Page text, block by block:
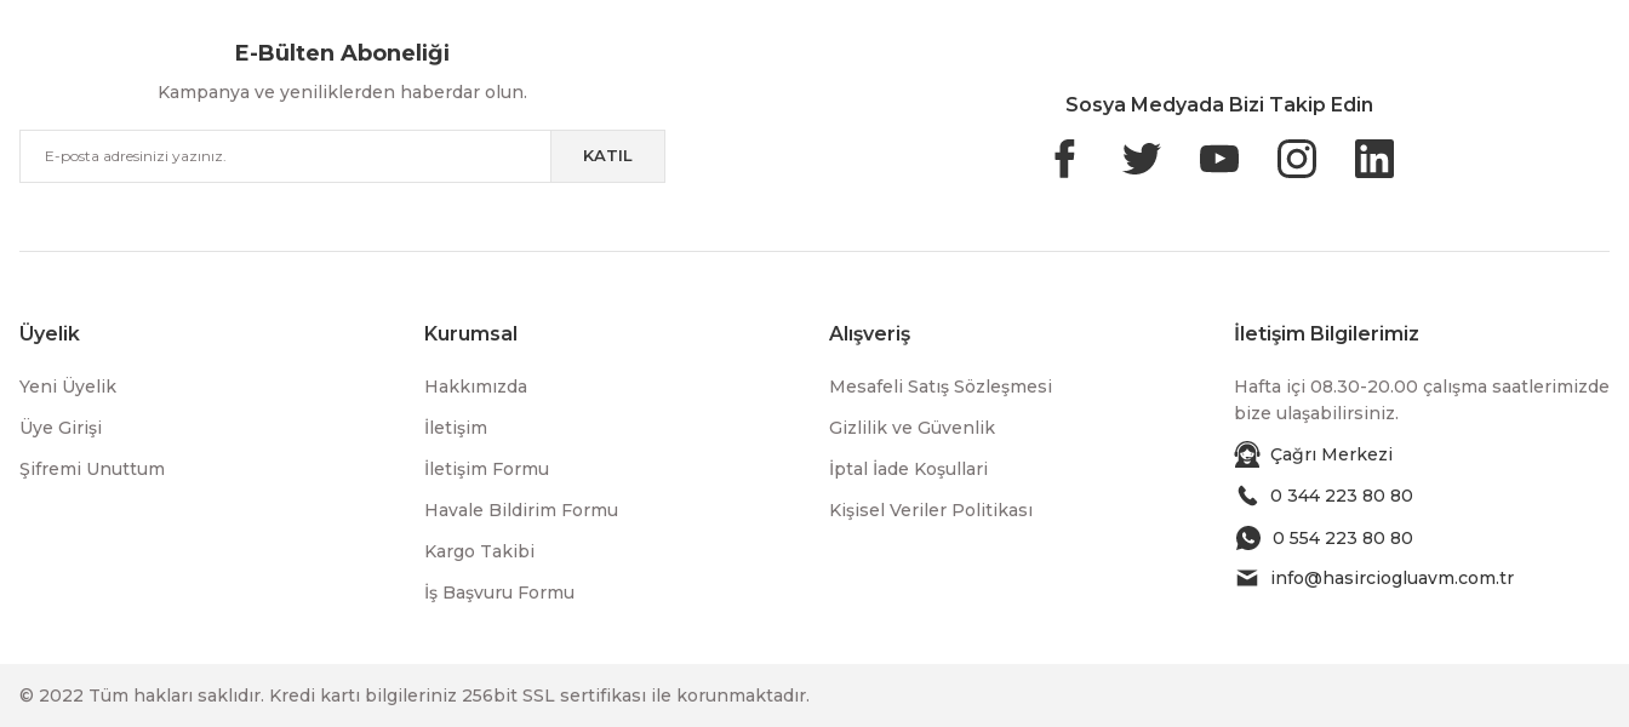
E-Bülten Aboneliği
Kampanya ve yeniliklerden haberdar olun.
KATIL
Sosya Medyada Bizi Takip Edin
Üyelik
Yeni Üyelik
Üye Girişi
Şifremi Unuttum
Kurumsal
Hakkımızda
İletişim
İletişim Formu
Havale Bildirim Formu
Kargo Takibi
İş Başvuru Formu
Alışveriş
Mesafeli Satış Sözleşmesi
Gizlilik ve Güvenlik
İptal İade Koşullari
Kişisel Veriler Politikası
İletişim Bilgilerimiz
Hafta içi 08.30-20.00 çalışma saatlerimizde
bize ulaşabilirsiniz.
Çağrı Merkezi
0 344 223 80 80
0 554 223 80 80
info@hasirciogluavm.com.tr
© 2022 Tüm hakları saklıdır. Kredi kartı bilgileriniz 256bit SSL sertifikası ile korunmaktadır.